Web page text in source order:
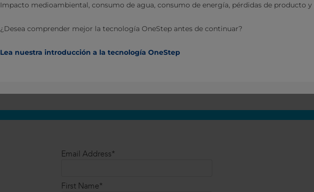
Impacto medioambiental, consumo de agua, consumo de energía, pérdidas de producto y
¿Desea comprender mejor la tecnología OneStep antes de continuar?
Lea nuestra introducción a la tecnología OneStep